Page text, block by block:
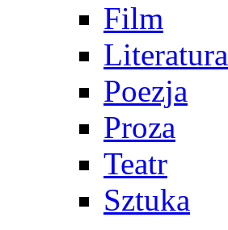
Film
Literatura
Poezja
Proza
Teatr
Sztuka